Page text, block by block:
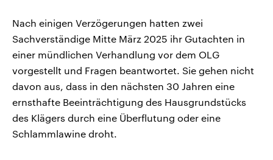
Nach einigen Verzögerungen hatten zwei
Sachverständige Mitte März 2025 ihr Gutachten in
einer mündlichen Verhandlung vor dem OLG
vorgestellt und Fragen beantwortet. Sie gehen nicht
davon aus, dass in den nächsten 30 Jahren eine
ernsthafte Beeinträchtigung des Hausgrundstücks
des Klägers durch eine Überflutung oder eine
Schlammlawine droht.